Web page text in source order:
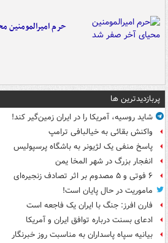
حرم امیرالمومنین
پربازدیدترین ها
شاید روسیه، آمریکا را در ایران زمین‌گیر کند!
واکنش بقائی به خیالبافی ترامپ
پاسخ منفی یک لژیونر به باشگاه پرسپولیس
انفجار بزرگ در شهر المخا یمن
۶ فوتی و ۵ مصدوم بر اثر تصادف زنجیره‌ای
ماموریت در حال پایان است!
فارن افرز: جنگ با ایران یک فاجعه است
ادعای بسنت درباره توافق ایران و آمریکا
بیانیه سپاه پاسداران به مناسبت روز خبرنگار